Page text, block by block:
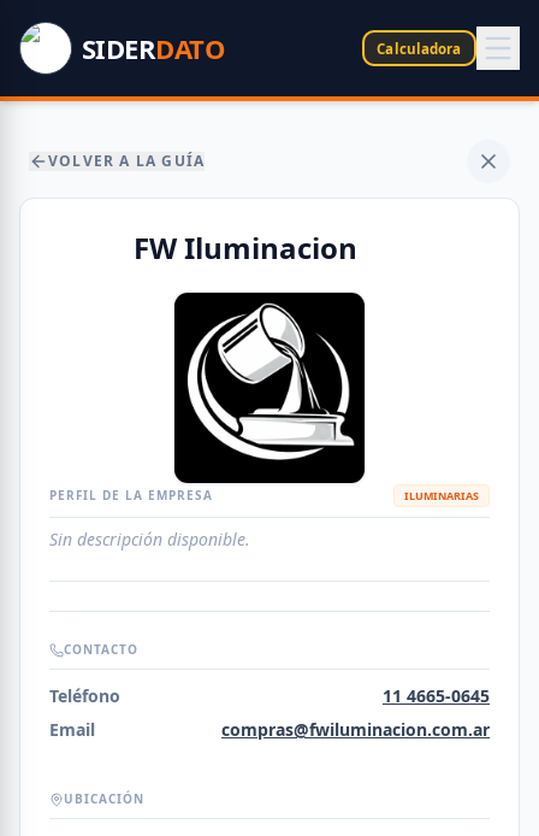
SIDERDATO Calculadora
VOLVER A LA GUÍA
FW Iluminacion
PERFIL DE LA EMPRESA ILUMINARIAS
Sin descripción disponible.
CONTACTO
Teléfono
11 4665-0645
Email
compras@fwiluminacion.com.ar
UBICACIÓN